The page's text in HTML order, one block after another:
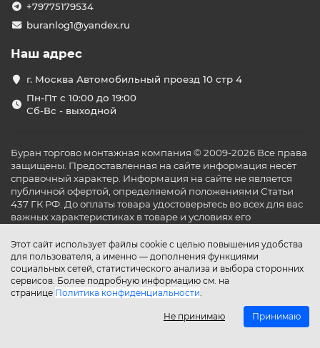
Этот сайт использует файлы cookie с целью повышения удобства
для пользователя, а именно — дополнения функциями
социальных сетей, статистического анализа и выбора сторонних
сервисов. Более подробную информацию см. на
странице Политика конфиденциальности.
Не принимаю Принимаю
+79775179534
buranlog1@yandex.ru
Наш адрес
г. Москва Автомобильный проезд 10 стр 4
Пн-Пт с 10:00 до 19:00
Сб-Вс - выходной
Буран торгово монтажная компания © 2009-2026 Все права
защищены. Предоставленная на сайте информация несёт
справочный характер. Информация на сайте не является
публичной офертой, определяемой положениями Статьи
437 ГК РФ. До оплаты товара удостоверьтесь во всех для вас
важных характеристиках в товаре и условиях его